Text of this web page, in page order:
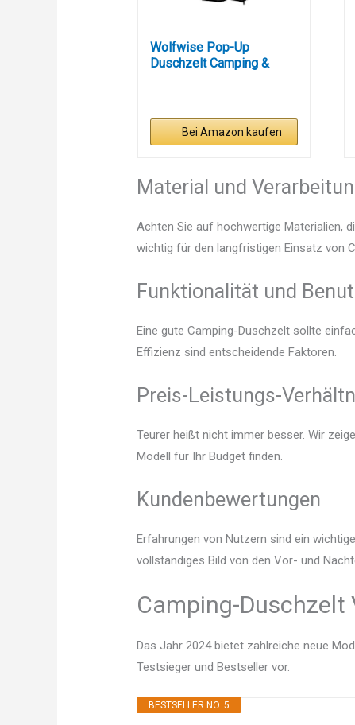
Wolfwise Pop-Up
Duschzelt Camping &
Bei Amazon kaufen
Material und
Achten Sie auf hochwertige Materialien,
wichtig für den langfristigen Einsatz von
Funktionalität und
Eine gute Camping-Duschzelt sollte
Effizienz sind entscheidende Faktoren.
Preis-Leistungs-
Teurer heißt nicht immer besser. Wir
Modell für Ihr Budget finden.
Kundenbewertungen
Erfahrungen von Nutzern sind ein
vollständiges Bild von den Vor- und
Camping-Duschzelt
Das Jahr 2024 bietet zahlreiche neue
Testsieger und Bestseller vor.
BESTSELLER NO. 5